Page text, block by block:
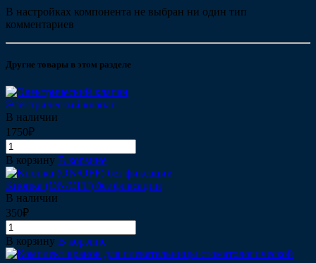
В настройках компонента не выбран ни один тип
комментариев
Другие товары в этом разделе
Электрический клапан
В наличии
1750₽
В корзину В корзине
Кнопка (ON/OFF) без фиксации
В наличии
350₽
В корзину В корзине